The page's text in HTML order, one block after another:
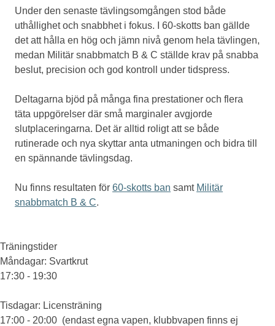
Eventskytte
Om oss
Under den senaste tävlingsomgången stod både
uthållighet och snabbhet i fokus. I 60-skotts ban gällde
det att hålla en hög och jämn nivå genom hela tävlingen,
medan Militär snabbmatch B & C ställde krav på snabba
beslut, precision och god kontroll under tidspress.
Deltagarna bjöd på många fina prestationer och flera
täta uppgörelser där små marginaler avgjorde
slutplaceringarna. Det är alltid roligt att se både
rutinerade och nya skyttar anta utmaningen och bidra till
en spännande tävlingsdag.
Nu finns resultaten för 60-skotts ban samt Militär
snabbmatch B & C.
Träningstider
Måndagar: Svartkrut
17:30 - 19:30
Tisdagar: Licensträning
17:00 - 20:00 (endast egna vapen, klubbvapen finns ej